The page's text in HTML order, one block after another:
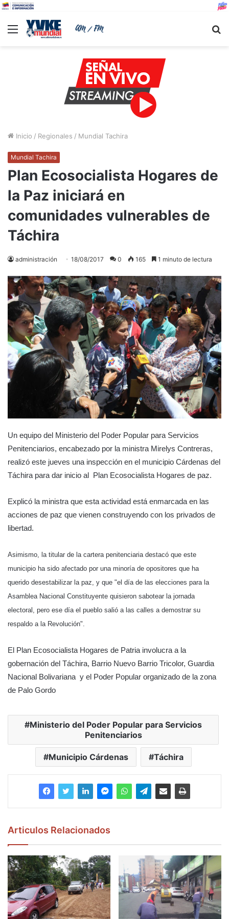
Menu
Inicio / Regionales / Mundial Tachira
Mundial Tachira
Plan Ecosocialista Hogares de
la Paz iniciará en
comunidades vulnerables de
Táchira
administración 18/08/2017 0 165 1 minuto de lectura
Un equipo del Ministerio del Poder Popular para Servicios
Penitenciarios, encabezado por la ministra Mirelys Contreras,
realizó este jueves una inspección en el municipio Cárdenas del
Táchira para dar inicio al Plan Ecosocialista Hogares de paz.
Explicó la ministra que esta actividad está enmarcada en las
acciones de paz que vienen construyendo con los privados de
libertad.
Asimismo, la titular de la cartera penitenciaria destacó que este
municipio ha sido afectado por una minoría de opositores que ha
querido desestabilizar la paz, y que "el día de las elecciones para la
Asamblea Nacional Constituyente quisieron sabotear la jornada
electoral, pero ese día el pueblo salió a las calles a demostrar su
respaldo a la Revolución".
El Plan Ecosocialista Hogares de Patria involucra a la
gobernación del Táchira, Barrio Nuevo Barrio Tricolor, Guardia
Nacional Bolivariana y el Poder Popular organizado de la zona
de Palo Gordo
Ministerio del Poder Popular para Servicios
Penitenciarios
Municipio Cárdenas Táchira
Articulos Relacionados